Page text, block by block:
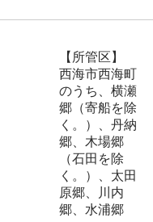
【所管区】
西海市西海町
のうち、横瀬
郷（寄船を除
く。）、丹納
郷、木場郷
（石田を除
く。）、太田
原郷、川内
郷、水浦郷